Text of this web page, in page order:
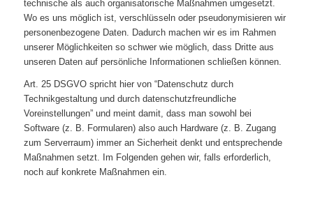
technische als auch organisatorische Maßnahmen umgesetzt.
Wo es uns möglich ist, verschlüsseln oder pseudonymisieren wir
personenbezogene Daten. Dadurch machen wir es im Rahmen
unserer Möglichkeiten so schwer wie möglich, dass Dritte aus
unseren Daten auf persönliche Informationen schließen können.
Art. 25 DSGVO spricht hier von “Datenschutz durch
Technikgestaltung und durch datenschutzfreundliche
Voreinstellungen” und meint damit, dass man sowohl bei
Software (z. B. Formularen) also auch Hardware (z. B. Zugang
zum Serverraum) immer an Sicherheit denkt und entsprechende
Maßnahmen setzt. Im Folgenden gehen wir, falls erforderlich,
noch auf konkrete Maßnahmen ein.